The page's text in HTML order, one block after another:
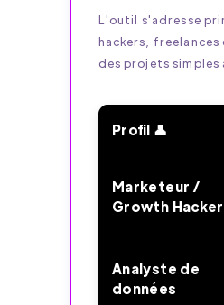
L'outil s'adresse
hackers,
des projets simples
ParseHub :
Profil 👤
Marketeur /
Growth Hacker
Analyste de
données